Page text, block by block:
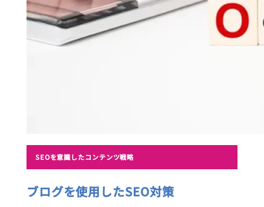
SEOを意識したコンテンツ戦略
ブログを使用したSEO対策